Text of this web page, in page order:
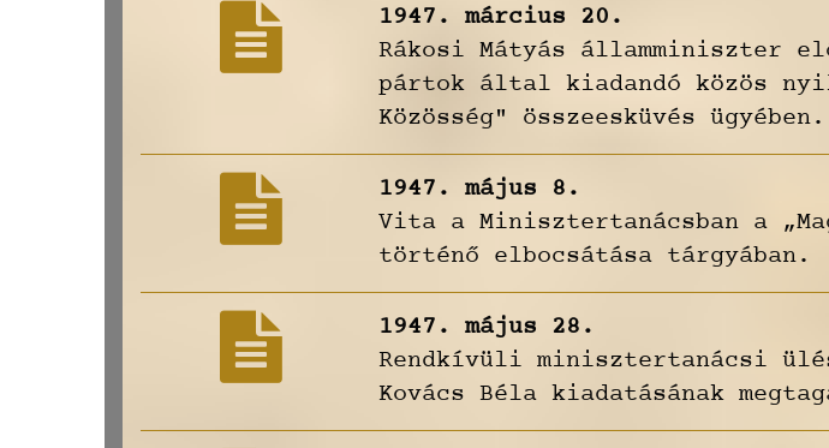
1947. március 20.
Rákosi Mátyás államminiszter
pártok által kiadandó közös
Közösség" összeesküvés ügyében.
1947. május 8.
Vita a Minisztertanácsban a
történő elbocsátása tárgyában.
1947. május 28.
Rendkívüli minisztertanácsi
Kovács Béla kiadatásának